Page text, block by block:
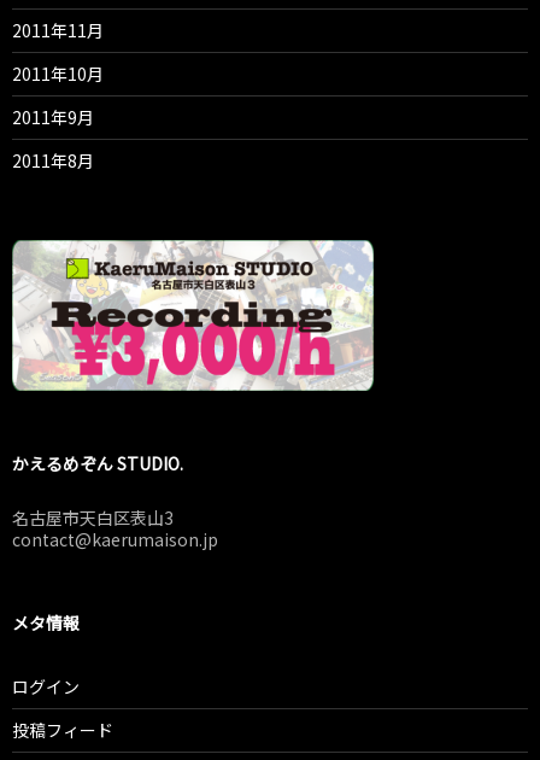
2011年11月
2011年10月
2011年9月
2011年8月
かえるめぞん STUDIO.
名古屋市天白区表山3
contact@kaerumaison.jp
メタ情報
ログイン
投稿フィード